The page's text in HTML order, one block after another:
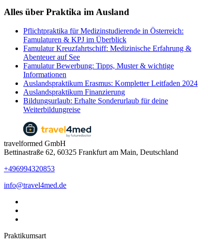
Alles über Praktika im Ausland
Pflichtpraktika für Medizinstudierende in Österreich:
Famulaturen & KPJ im Überblick
Famulatur Kreuzfahrtschiff: Medizinische Erfahrung &
Abenteuer auf See
Famulatur Bewerbung: Tipps, Muster & wichtige
Informationen
Auslandspraktikum Erasmus: Kompletter Leitfaden 2024
Auslandspraktikum Finanzierung
Bildungsurlaub: Erhalte Sonderurlaub für deine
Weiterbildungreise
travelformed GmbH
Bettinastraße 62, 60325 Frankfurt am Main, Deutschland
+496994320853
info@travel4med.de
Praktikumsart